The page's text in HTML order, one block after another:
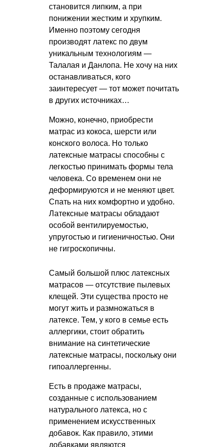
становится липким, а при
понижении жестким и хрупким.
Именно поэтому сегодня
производят латекс по двум
уникальным технологиям —
Талалая и Данлопа. Не хочу на них
останавливаться, кого
заинтересует — тот может почитать
в других источниках…
Можно, конечно, приобрести
матрас из кокоса, шерсти или
конского волоса. Но только
латексные матрасы способны с
легкостью принимать формы тела
человека. Со временем они не
деформируются и не меняют цвет.
Спать на них комфортно и удобно.
Латексные матрасы обладают
особой вентилируемостью,
упругостью и гигиеничностью. Они
не гигроскопичны.
Самый большой плюс латексных
матрасов — отсутствие пылевых
клещей. Эти существа просто не
могут жить и размножаться в
латексе. Тем, у кого в семье есть
аллергики, стоит обратить
внимание на синтетические
латексные матрасы, поскольку они
гипоаллергенны.
Есть в продаже матрасы,
созданные с использованием
натурального латекса, но с
применением искусственных
добавок. Как правило, этими
добавками являются